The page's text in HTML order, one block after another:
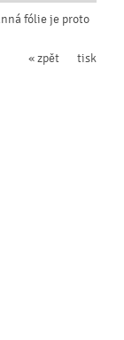
fólie je proto
tisk
« zpět